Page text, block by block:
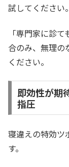
試してください。
「専門家に診
合のみ、無理の
ください。
即効性が期
指圧
寝違えの特効ツ
す。